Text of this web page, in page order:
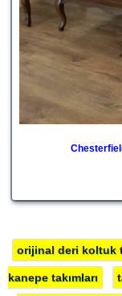
orijinal deri koltuk
kanepe takımları